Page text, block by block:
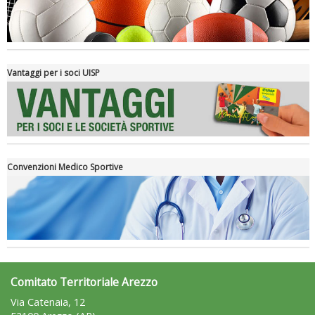
Tiziano Pesce a Radio InBlu2000 traccia il bilancio della stagione
Vantaggi per i soci UISP
Convenzioni Medico Sportive
Comitato Territoriale Arezzo
Via Catenaia, 12